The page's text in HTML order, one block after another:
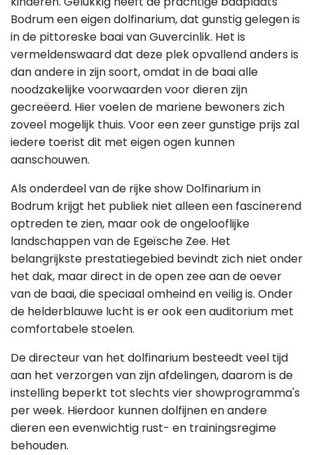
Bodrum een eigen dolfinarium, dat gunstig gelegen is
in de pittoreske baai van Guvercinlik. Het is
vermeldenswaard dat deze plek opvallend anders is
dan andere in zijn soort, omdat in de baai alle
noodzakelijke voorwaarden voor dieren zijn
gecreëerd. Hier voelen de mariene bewoners zich
zoveel mogelijk thuis. Voor een zeer gunstige prijs zal
iedere toerist dit met eigen ogen kunnen
aanschouwen.
Als onderdeel van de rijke show Dolfinarium in
Bodrum krijgt het publiek niet alleen een fascinerend
optreden te zien, maar ook de ongelooflijke
landschappen van de Egeïsche Zee. Het
belangrijkste prestatiegebied bevindt zich niet onder
het dak, maar direct in de open zee aan de oever
van de baai, die speciaal omheind en veilig is. Onder
de helderblauwe lucht is er ook een auditorium met
comfortabele stoelen.
De directeur van het dolfinarium besteedt veel tijd
aan het verzorgen van zijn afdelingen, daarom is de
instelling beperkt tot slechts vier showprogramma's
per week. Hierdoor kunnen dolfijnen en andere
dieren een evenwichtig rust- en trainingsregime
behouden.